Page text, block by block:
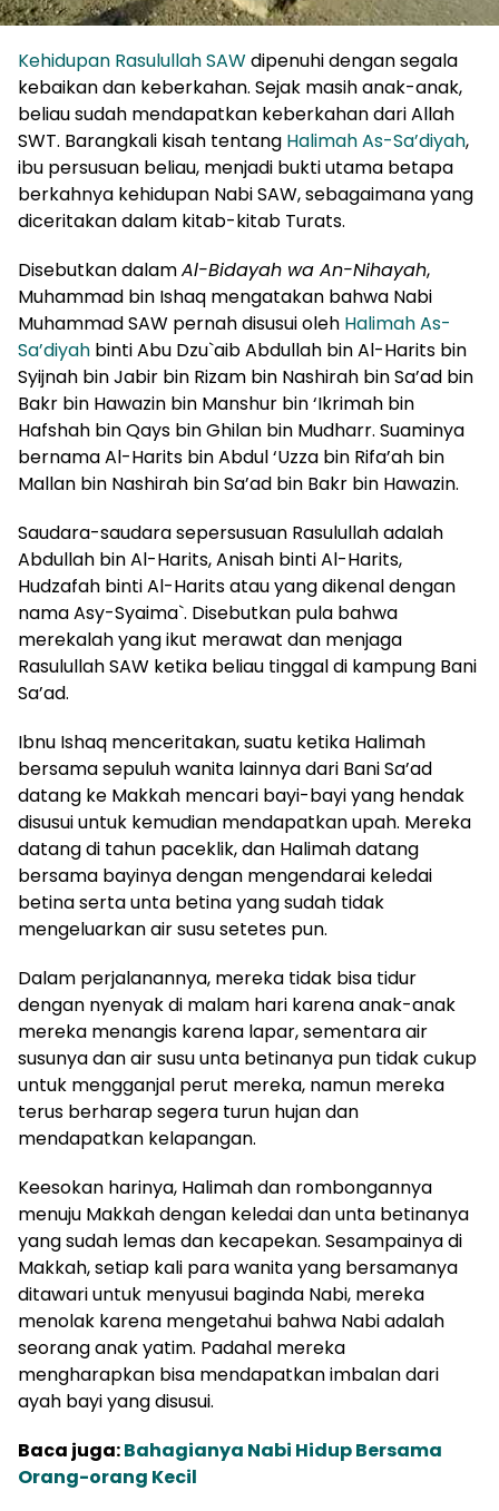
Kehidupan Rasulullah SAWdipenuhi dengan segala
kebaikan dan keberkahan. Sejak masih anak-anak,
beliau sudah mendapatkan keberkahan dari Allah
SWT. Barangkali kisah tentang Halimah As-Sa’diyah,
ibu persusuan beliau, menjadi bukti utama betapa
berkahnya kehidupan Nabi SAW, sebagaimana yang
diceritakan dalam kitab-kitab Turats.
Disebutkan dalamAl-Bidayah wa An-Nihayah,
Muhammad bin Ishaq mengatakan bahwa Nabi
Muhammad SAW pernah disusui oleh Halimah As-
Sa’diyah binti Abu Dzu`aib Abdullah bin Al-Harits bin
Syijnah bin Jabir bin Rizam bin Nashirah bin Sa’ad bin
Bakr bin Hawazin bin Manshur bin ‘Ikrimah bin
Hafshah bin Qays bin Ghilan bin Mudharr. Suaminya
bernama Al-Harits bin Abdul ‘Uzza bin Rifa’ah bin
Mallan bin Nashirah bin Sa’ad bin Bakr bin Hawazin.
Saudara-saudara sepersusuan Rasulullah adalah
Abdullah bin Al-Harits, Anisah binti Al-Harits,
Hudzafah binti Al-Harits atau yang dikenal dengan
nama Asy-Syaima`. Disebutkan pula bahwa
merekalah yang ikut merawat dan menjaga
Rasulullah SAW ketika beliau tinggal di kampung Bani
Sa’ad.
Ibnu Ishaq menceritakan, suatu ketika Halimah
bersama sepuluh wanita lainnya dari Bani Sa’ad
datang ke Makkah mencari bayi-bayi yang hendak
disusui untuk kemudian mendapatkan upah. Mereka
datang di tahun paceklik, dan Halimah datang
bersama bayinya dengan mengendarai keledai
betina serta unta betina yang sudah tidak
mengeluarkan air susu setetes pun.
Dalam perjalanannya, mereka tidak bisa tidur
dengan nyenyak di malam hari karena anak-anak
mereka menangis karena lapar, sementara air
susunya dan air susu unta betinanya pun tidak cukup
untuk mengganjal perut mereka, namun mereka
terus berharap segera turun hujan dan
mendapatkan kelapangan.
Keesokan harinya, Halimah dan rombongannya
menuju Makkah dengan keledai dan unta betinanya
yang sudah lemas dan kecapekan. Sesampainya di
Makkah, setiap kali para wanita yang bersamanya
ditawari untuk menyusui baginda Nabi, mereka
menolak karena mengetahui bahwa Nabi adalah
seorang anak yatim. Padahal mereka
mengharapkan bisa mendapatkan imbalan dari
ayah bayi yang disusui.
Baca juga:Bahagianya Nabi Hidup Bersama
Orang-orang Kecil